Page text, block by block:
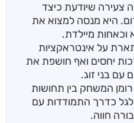
צעירה שיודעת כיצד
היא מנסה למצוא את
מיילדת.
על אינטראקציות
יחסים ואף חושפת את
עם בני זוג.
המשחק בין תחושות
כדרך התמודדות עם
חווה.